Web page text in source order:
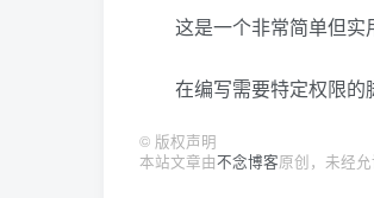
这是一个非常简单但实
在编写需要特定权限的
© 版权声明
本站文章由不念博客原创，未经允